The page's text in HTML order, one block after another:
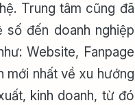
Trung tâm cũng đã
đến doanh nghiệp
Website, Fanpage
mới nhất về xu hướng
kinh doanh, từ đó